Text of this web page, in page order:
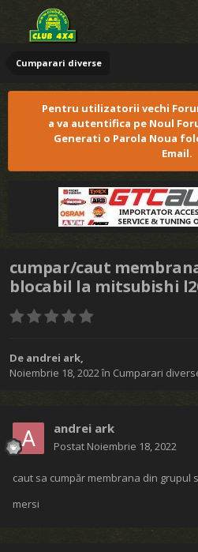
Cumparari diverse
Pentru utilizatorii vechi
a va autentifica pe Noul
Generati o Parola Noua
Email.
cumpar/caut
blocabil la mitsubishi
De andrei ark,
Noiembrie 18, 2022în Cumparari
andrei ark
Postat Noiembrie 18, 2022
caut sa cumpăr membrana din
mersi